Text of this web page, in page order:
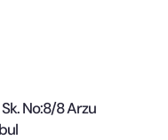
No:8/8 Arzu